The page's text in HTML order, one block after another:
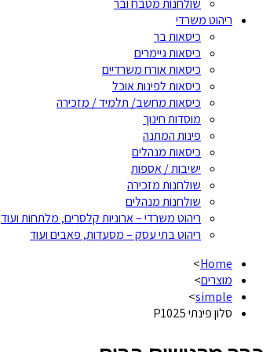
שולחנות מטבח ובר
ריהוט משרדי
כיסאות בר
כיסאות גיימרים
כיסאות אורח משרדיים
כיסאות לפינות אוכל
כיסאות מחשב/ תלמיד / מזכירה
מוסדות חינוך
פינות המתנה
כיסאות מנהלים
ישיבות / אספות
שולחנות מזכירה
שולחנות מנהלים
ריהוט משרדי – ארוניות קלסרים, מלתחות ועוד
ריהוט בתי עסק – מסעדות, פאבים ועוד
Home
>
מוצרים>
simple
>
סלון פינתי P1025